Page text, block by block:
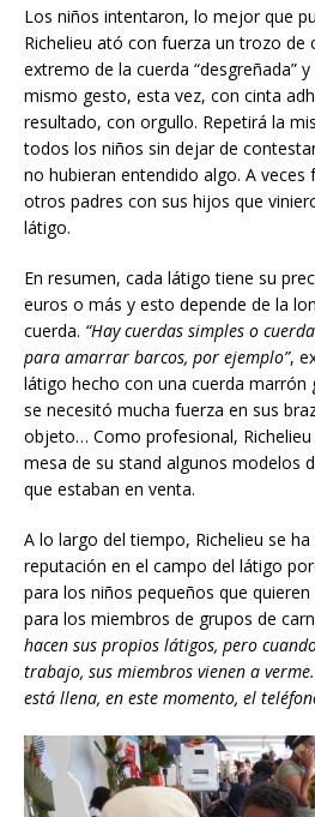
Los niños intentaron, lo mejor que
Richelieu ató con fuerza un trozo de
extremo de la cuerda “desgreñada”
mismo gesto, esta vez, con cinta
resultado, con orgullo. Repetirá la
todos los niños sin dejar de
no hubieran entendido algo. A
otros padres con sus hijos que
látigo.
En resumen, cada látigo tiene su
euros o más y esto depende de la
cuerda. “Hay cuerdas simples o cuer
para amarrar barcos, por ejemplo”,
látigo hecho con una cuerda marrón
se necesitó mucha fuerza en sus
objeto… Como profesional, Richelieu
mesa de su stand algunos modelos
que estaban en venta.
A lo largo del tiempo, Richelieu se
reputación en el campo del látigo
para los niños pequeños que
para los miembros de grupos de
hacen sus propios látigos, pero
trabajo, sus miembros vienen a
está llena, en este momento, el